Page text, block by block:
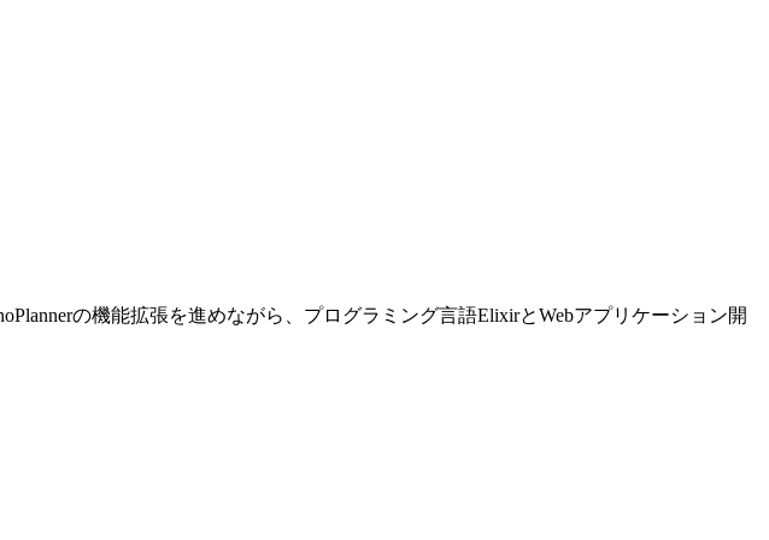
の機能拡張を進めながら、プログラミング言語ElixirとWebアプリケーション開